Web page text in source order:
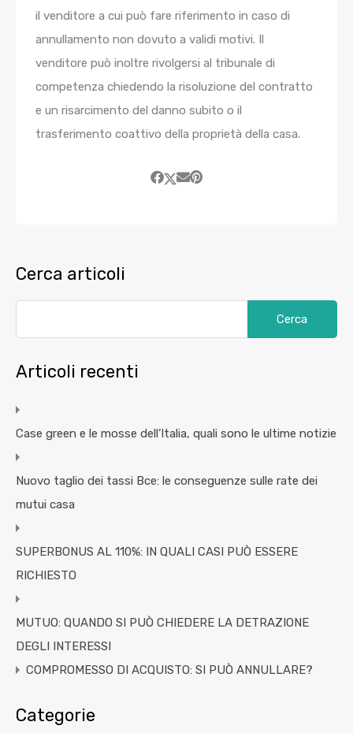
il venditore a cui può fare riferimento in caso di
annullamento non dovuto a validi motivi. Il
venditore può inoltre rivolgersi al tribunale di
competenza chiedendo la risoluzione del contratto
e un risarcimento del danno subito o il
trasferimento coattivo della proprietà della casa.
Cerca articoli
Articoli recenti
Case green e le mosse dell’Italia, quali sono le ultime notizie
Nuovo taglio dei tassi Bce: le conseguenze sulle rate dei
mutui casa
SUPERBONUS AL 110%: IN QUALI CASI PUÒ ESSERE
RICHIESTO
MUTUO: QUANDO SI PUÒ CHIEDERE LA DETRAZIONE
DEGLI INTERESSI
COMPROMESSO DI ACQUISTO: SI PUÒ ANNULLARE?
Categorie